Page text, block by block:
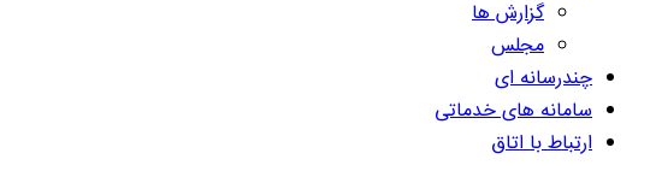
گزارش ها
مجلس
چندرسانه ای
سامانه های خدماتی
ارتباط با اتاق